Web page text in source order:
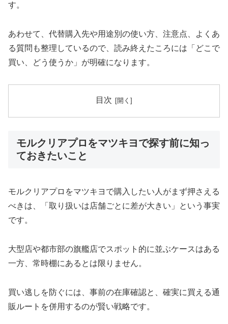
す。
あわせて、代替購入先や用途別の使い方、注意点、よくあ
る質問も整理しているので、読み終えたころには「どこで
買い、どう使うか」が明確になります。
目次
モルクリアプロをマツキヨで探す前に知っ
ておきたいこと
モルクリアプロをマツキヨで購入したい人がまず押さえる
べきは、「取り扱いは店舗ごとに差が大きい」という事実
です。
大型店や都市部の旗艦店でスポット的に並ぶケースはある
一方、常時棚にあるとは限りません。
買い逃しを防ぐには、事前の在庫確認と、確実に買える通
販ルートを併用するのが賢い戦略です。